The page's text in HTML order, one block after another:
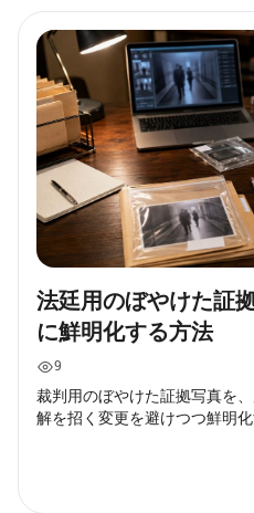
法廷用のぼやけた証
に鮮明化する方法
9
裁判用のぼやけた証拠写真を
解を招く変更を避けつつ鮮明化